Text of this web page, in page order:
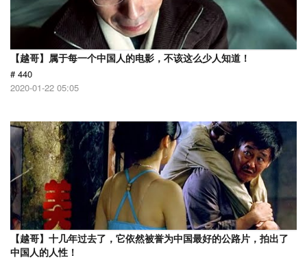
【越哥】属于每一个中国人的电影，不该这么少人知道！
# 440
2020-01-22 05:05
【越哥】十几年过去了，它依然被誉为中国最好的公路片，拍出了
中国人的人性！